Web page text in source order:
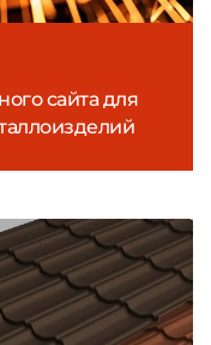
сайта для